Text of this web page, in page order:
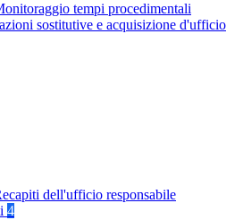
tempi procedimentali
sostitutive e acquisizione d'ufficio
dell'ufficio responsabile
4